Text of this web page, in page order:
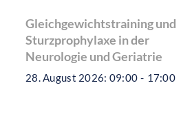
Gleichgewichtstraining und
Sturzprophylaxe in der
Neurologie und Geriatrie
28. August 2026: 09:00 - 17:00